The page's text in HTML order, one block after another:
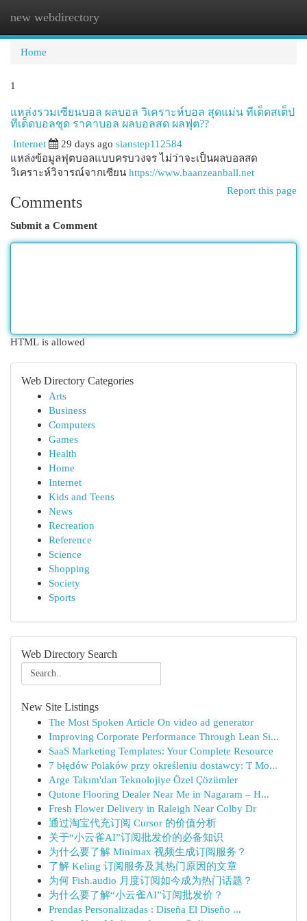
new webdirectory
Home
1
แหล่งรวมเซียนบอล ผลบอล วิเคราะห์บอล สุดแม่น ทีเด็ดสเต็ป
ทีเด็ดบอลชุด ราคาบอล ผลบอลสด ผลฟุต??
Internet
29 days ago sianstep112584
แหล่งข้อมูลฟุตบอลแบบครบวงจร ไม่ว่าจะเป็นผลบอลสด
วิเคราะห์วิจารณ์จากเซียน https://www.baanzeanball.net
Report this page
Comments
Submit a Comment
HTML is allowed
Web Directory Categories
Arts
Business
Computers
Games
Health
Home
Internet
Kids and Teens
News
Recreation
Reference
Science
Shopping
Society
Sports
Web Directory Search
New Site Listings
The Most Spoken Article On video ad generator
Improving Corporate Performance Through Lean Si...
SaaS Marketing Templates: Your Complete Resource
7 błędów Polaków przy określeniu dostawcy: T Mo...
Arge Takım'dan Teknolojiye Özel Çözümler
Qutone Flooring Dealer Near Me in Nagaram – H...
Fresh Flower Delivery in Raleigh Near Colby Dr
通过淘宝代充订阅 Cursor 的价值分析
关于“小云雀AI”订阅批发价的必备知识
为什么要了解 Minimax 视频生成订阅服务？
了解 Keling 订阅服务及其热门原因的文章
为何 Fish.audio 月度订阅如今成为热门话题？
为什么要了解“小云雀AI”订阅批发价？
Prendas Personalizadas : Diseña El Diseño ...